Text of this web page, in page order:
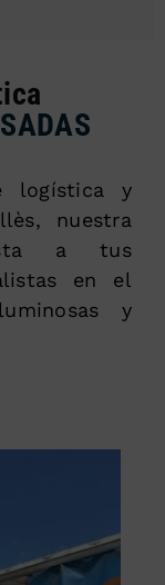
logística y
nuestra
a tus
en el
y